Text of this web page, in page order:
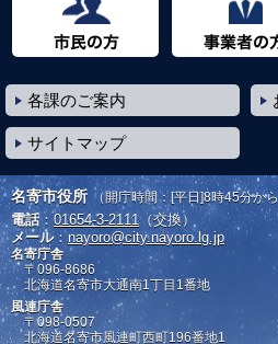
各課のご案内
サイトマップ
名寄市役所 （開庁時間：[平日]8時45分か
電話： 01654-3-2111（交換）
メール：nayoro@city.nayoro.lg.jp
名寄庁舎
〒096-8686
北海道名寄市大通南1丁目1番地
風連庁舎
〒098-0507
北海道名寄市風連町西町196番地1